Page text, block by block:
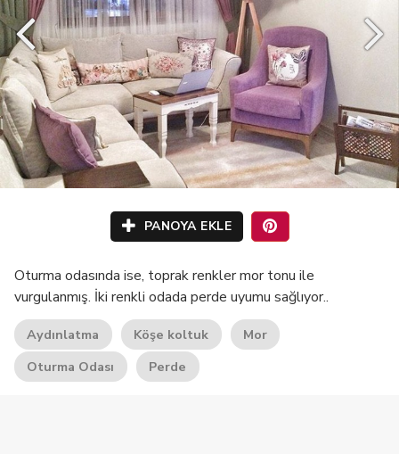
PANOYA EKLE
Oturma odasında ise, toprak renkler mor tonu ile
vurgulanmış. İki renkli odada perde uyumu sağlıyor..
Aydınlatma Köşe koltuk
Mor
Oturma Odası
Perde